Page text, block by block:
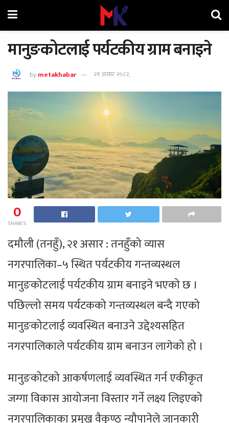
मानुङकोटलाई पर्यटकीय ग्राम बनाइने
bymetakhabar २१ असार २०८२,
0
SHARES
दमौली (तनहुँ), २१ असार : तनहुँको व्यास
नगरपालिका–५ स्थित पर्यटकीय गन्तव्यस्थल
मानुङकोटलाई पर्यटकीय ग्राम बनाइने भएको छ ।
पछिल्लो समय पर्यटकको गन्तव्यस्थल बन्दै गएको
मानुङकोटलाई व्यवस्थित बनाउने उद्देश्यसहित
नगरपालिकाले पर्यटकीय ग्राम बनाउन लागेको हो ।
मानुङकोटको आकर्षणलाई व्यवस्थित गर्न एकीकृत
जग्गा विकास आयोजना विस्तार गर्ने लक्ष्य लिइएको
नगरपालिकाका प्रमुख वैकुण्ठ न्यौपानेले जानकारी